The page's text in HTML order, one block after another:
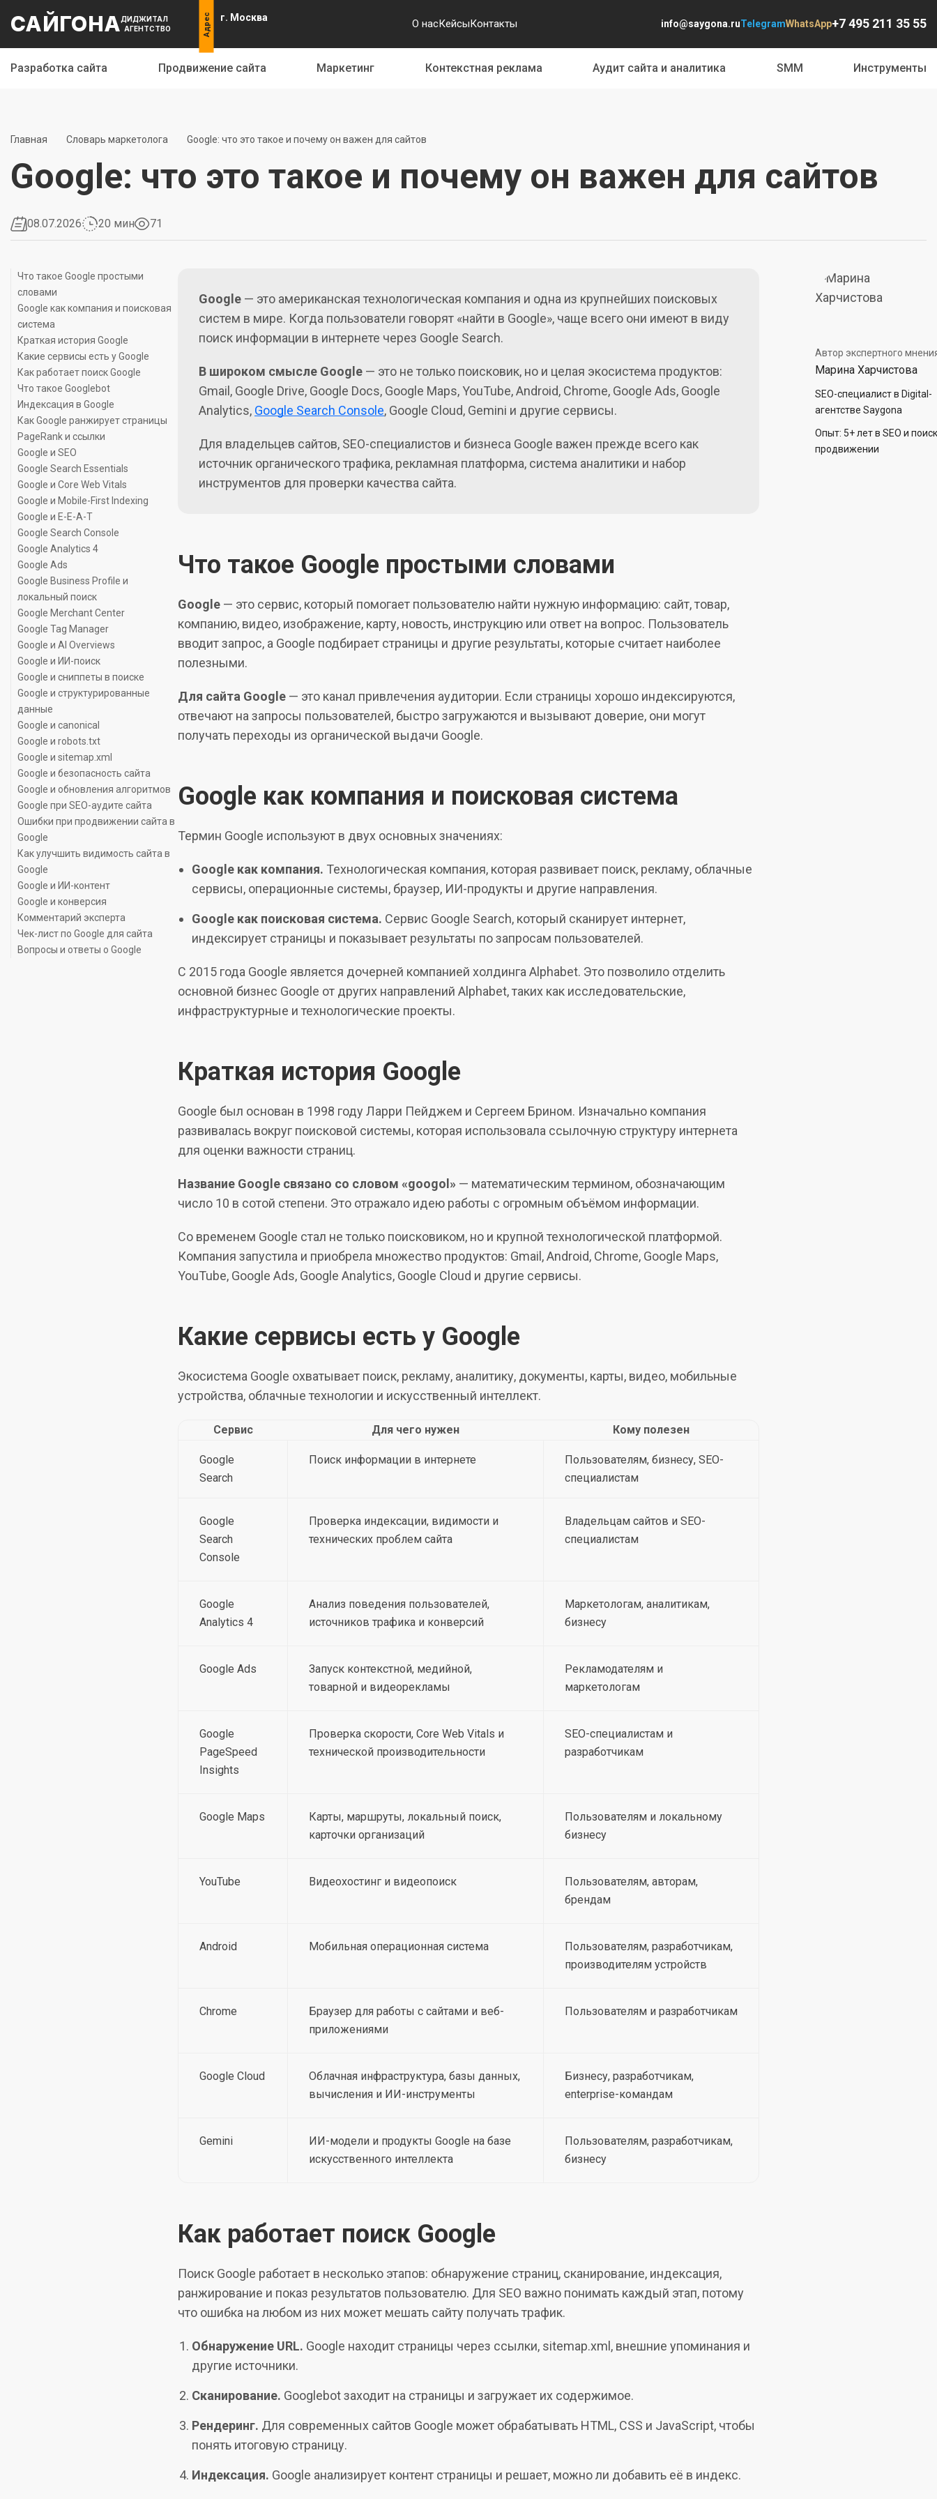
САЙГОНАДИДЖИТАЛ
АГЕНТСТВО
Адрес г. Москва О насКейсыКонтакты info@saygona.ruTelegramWhatsApp+7 495 211 35 55
Разработка сайта Продвижение сайта Маркетинг Контекстная реклама Аудит сайта и аналитика SMM Инструменты
Главная Словарь маркетолога Google: что это такое и почему он важен для сайтов
Google: что это такое и почему он важен для сайтов
08.07.2026 20 мин 71
Что такое Google простыми
словами
Google как компания и поисковая
система
Краткая история Google
Какие сервисы есть у Google
Как работает поиск Google
Что такое Googlebot
Индексация в Google
Как Google ранжирует страницы
PageRank и ссылки
Google и SEO
Google Search Essentials
Google и Core Web Vitals
Google и Mobile-First Indexing
Google и E-E-A-T
Google Search Console
Google Analytics 4
Google Ads
Google Business Profile и
локальный поиск
Google Merchant Center
Google Tag Manager
Google и AI Overviews
Google и ИИ-поиск
Google и сниппеты в поиске
Google и структурированные
данные
Google и canonical
Google и robots.txt
Google и sitemap.xml
Google и безопасность сайта
Google и обновления алгоритмов
Google при SEO-аудите сайта
Ошибки при продвижении сайта в
Google
Как улучшить видимость сайта в
Google
Google и ИИ-контент
Google и конверсия
Комментарий эксперта
Чек-лист по Google для сайта
Вопросы и ответы о Google
Google — это американская технологическая компания и одна из крупнейших поисковых
систем в мире. Когда пользователи говорят «найти в Google», чаще всего они имеют в виду
поиск информации в интернете через Google Search.
В широком смысле Google — это не только поисковик, но и целая экосистема продуктов:
Gmail, Google Drive, Google Docs, Google Maps, YouTube, Android, Chrome, Google Ads, Google
Analytics, Google Search Console, Google Cloud, Gemini и другие сервисы.
Для владельцев сайтов, SEO-специалистов и бизнеса Google важен прежде всего как
источник органического трафика, рекламная платформа, система аналитики и набор
инструментов для проверки качества сайта.
Автор экспертного
Марина Харчистова
SEO-специалист в Digital-
агентстве Saygona
Опыт: 5+ лет в SEO и
продвижении
Что такое Google простыми словами
Google — это сервис, который помогает пользователю найти нужную информацию: сайт, товар,
компанию, видео, изображение, карту, новость, инструкцию или ответ на вопрос. Пользователь
вводит запрос, а Google подбирает страницы и другие результаты, которые считает наиболее
полезными.
Для сайта Google — это канал привлечения аудитории. Если страницы хорошо индексируются,
отвечают на запросы пользователей, быстро загружаются и вызывают доверие, они могут
получать переходы из органической выдачи Google.
Google как компания и поисковая система
Термин Google используют в двух основных значениях:
Google как компания. Технологическая компания, которая развивает поиск, рекламу, облачные
сервисы, операционные системы, браузер, ИИ-продукты и другие направления.
Google как поисковая система. Сервис Google Search, который сканирует интернет,
индексирует страницы и показывает результаты по запросам пользователей.
С 2015 года Google является дочерней компанией холдинга Alphabet. Это позволило отделить
основной бизнес Google от других направлений Alphabet, таких как исследовательские,
инфраструктурные и технологические проекты.
Краткая история Google
Google был основан в 1998 году Ларри Пейджем и Сергеем Брином. Изначально компания
развивалась вокруг поисковой системы, которая использовала ссылочную структуру интернета
для оценки важности страниц.
Название Google связано со словом «googol» — математическим термином, обозначающим
число 10 в сотой степени. Это отражало идею работы с огромным объёмом информации.
Со временем Google стал не только поисковиком, но и крупной технологической платформой.
Компания запустила и приобрела множество продуктов: Gmail, Android, Chrome, Google Maps,
YouTube, Google Ads, Google Analytics, Google Cloud и другие сервисы.
Какие сервисы есть у Google
Экосистема Google охватывает поиск, рекламу, аналитику, документы, карты, видео, мобильные
устройства, облачные технологии и искусственный интеллект.
Сервис Для чего нужен Кому полезен
Google
Search
Поиск информации в интернете
Пользователям, бизнесу, SEO-
специалистам
Google
Search
Console
Проверка индексации, видимости и
технических проблем сайта
Владельцам сайтов и SEO-
специалистам
Google
Analytics 4
Анализ поведения пользователей,
источников трафика и конверсий
Маркетологам, аналитикам,
бизнесу
Google Ads
Запуск контекстной, медийной,
товарной и видеорекламы
Рекламодателям и
маркетологам
Google
PageSpeed
Insights
Проверка скорости, Core Web Vitals и
технической производительности
SEO-специалистам и
разработчикам
Google Maps
Карты, маршруты, локальный поиск,
карточки организаций
Пользователям и локальному
бизнесу
YouTube Видеохостинг и видеопоиск
Пользователям, авторам,
брендам
Android Мобильная операционная система
Пользователям, разработчикам,
производителям устройств
Chrome
Браузер для работы с сайтами и веб-
приложениями
Пользователям и разработчикам
Google Cloud
Облачная инфраструктура, базы данных,
вычисления и ИИ-инструменты
Бизнесу, разработчикам,
enterprise-командам
Gemini
ИИ-модели и продукты Google на базе
искусственного интеллекта
Пользователям, разработчикам,
бизнесу
Как работает поиск Google
Поиск Google работает в несколько этапов: обнаружение страниц, сканирование, индексация,
ранжирование и показ результатов пользователю. Для SEO важно понимать каждый этап, потому
что ошибка на любом из них может мешать сайту получать трафик.
Обнаружение URL. Google находит страницы через ссылки, sitemap.xml, внешние упоминания и
другие источники.
Сканирование. Googlebot заходит на страницы и загружает их содержимое.
Рендеринг. Для современных сайтов Google может обрабатывать HTML, CSS и JavaScript, чтобы
понять итоговую страницу.
Индексация. Google анализирует контент страницы и решает, можно ли добавить её в индекс.